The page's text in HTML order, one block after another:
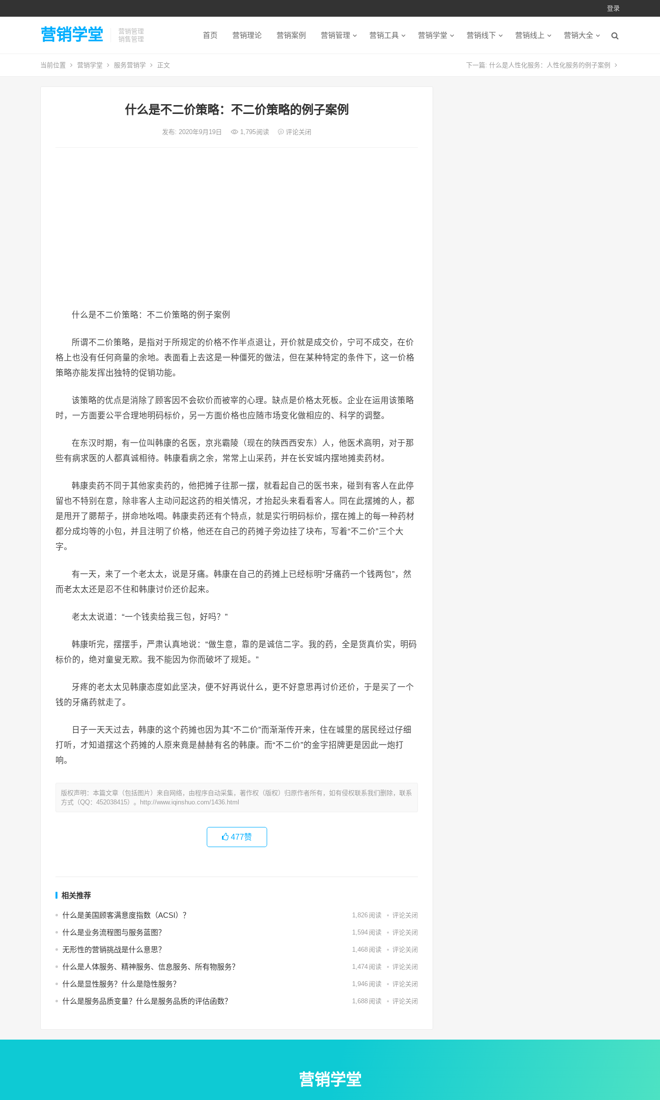
登录
营销学堂
营销管理
销售管理
首页 营销理论 营销案例 营销管理 营销工具 营销学堂 营销线下 营销线上 营销大全
当前位置 营销学堂 服务营销学 正文 下一篇: 什么是人性化服务：人性化服务的例子案例
什么是不二价策略：不二价策略的例子案例
发布: 2020年9月19日 1,795阅读 评论关闭
什么是不二价策略：不二价策略的例子案例
所谓不二价策略，是指对于所规定的价格不作半点退让，开价就是成交价，宁可不成交，在价
格上也没有任何商量的余地。表面看上去这是一种僵死的做法，但在某种特定的条件下，这一价格
策略亦能发挥出独特的促销功能。
该策略的优点是消除了顾客因不会砍价而被宰的心理。缺点是价格太死板。企业在运用该策略
时，一方面要公平合理地明码标价，另一方面价格也应随市场变化做相应的、科学的调整。
在东汉时期，有一位叫韩康的名医，京兆霸陵（现在的陕西西安东）人，他医术高明，对于那
些有病求医的人都真诚相待。韩康看病之余，常常上山采药，并在长安城内摆地摊卖药材。
韩康卖药不同于其他家卖药的，他把摊子往那一摆，就看起自己的医书来，碰到有客人在此停
留也不特别在意，除非客人主动问起这药的相关情况，才抬起头来看看客人。同在此摆摊的人，都
是甩开了腮帮子，拼命地吆喝。韩康卖药还有个特点，就是实行明码标价，摆在摊上的每一种药材
都分成均等的小包，并且注明了价格，他还在自己的药摊子旁边挂了块布，写着“不二价”三个大
字。
有一天，来了一个老太太，说是牙痛。韩康在自己的药摊上已经标明“牙痛药一个钱两包”，然
而老太太还是忍不住和韩康讨价还价起来。
老太太说道：“一个钱卖给我三包，好吗？”
韩康听完，摆摆手，严肃认真地说：“做生意，靠的是诚信二字。我的药，全是货真价实，明码
标价的，绝对童叟无欺。我不能因为你而破坏了规矩。”
牙疼的老太太见韩康态度如此坚决，便不好再说什么，更不好意思再讨价还价，于是买了一个
钱的牙痛药就走了。
日子一天天过去，韩康的这个药摊也因为其“不二价”而渐渐传开来，住在城里的居民经过仔细
打听，才知道摆这个药摊的人原来竟是赫赫有名的韩康。而“不二价”的金字招牌更是因此一炮打
响。
版权声明：本篇文章（包括图片）来自网络，由程序自动采集，著作权（版权）归原作者所有，如有侵权联系我们删除，联系
方式（QQ：452038415）。http://www.iqinshuo.com/1436.html
477赞
相关推荐
什么是美国顾客满意度指数（ACSI）？ 1,826 阅读 评论关闭
什么是业务流程图与服务蓝图？ 1,594 阅读 评论关闭
无形性的营销挑战是什么意思？ 1,468 阅读 评论关闭
什么是人体服务、精神服务、信息服务、所有物服务？ 1,474 阅读 评论关闭
什么是显性服务？什么是隐性服务？ 1,946 阅读 评论关闭
什么是服务品质变量？什么是服务品质的评估函数？ 1,688 阅读 评论关闭
营销学堂